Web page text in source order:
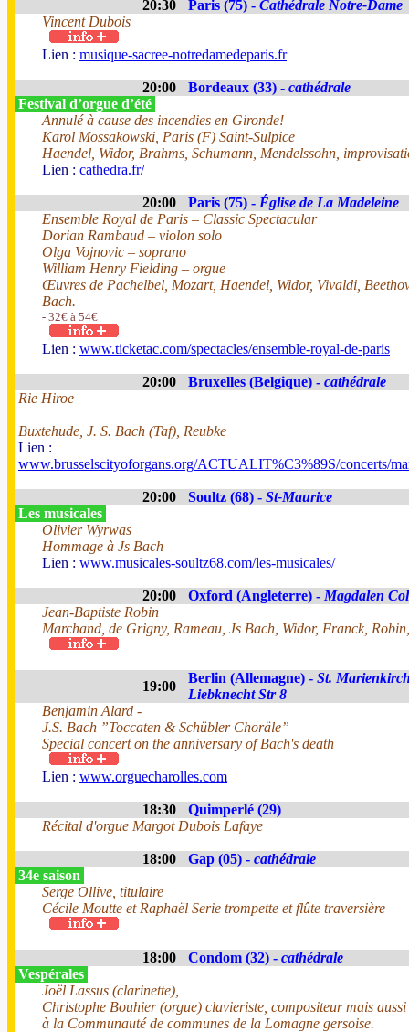
20:30 Paris (75) - Cathédrale Notre-Dame
Vincent Dubois
Lien : musique-sacree-notredamedeparis.fr
20:00 Bordeaux (33) - cathédrale
Festival d’orgue d’été
Annulé à cause des incendies en Gironde!
Karol Mossakowski, Paris (F) Saint-Sulpice
Haendel, Widor, Brahms, Schumann, Mendelssohn,
Lien : cathedra.fr/
20:00 Paris (75) - Église de La Madeleine
Ensemble Royal de Paris – Classic Spectacular
Dorian Rambaud – violon solo
Olga Vojnovic – soprano
William Henry Fielding – orgue
Œuvres de Pachelbel, Mozart, Haendel, Widor, Vivaldi,
Bach.
- 32€ à 54€
Lien : www.ticketac.com/spectacles/ensemble-royal-de-paris
20:00 Bruxelles (Belgique) - cathédrale
Rie Hiroe
Buxtehude, J. S. Bach (Taf), Reubke
Lien :
www.brusselscityoforgans.org/ACTUALIT%C3%89S/concerts/
20:00 Soultz (68) - St-Maurice
Les musicales
Olivier Wyrwas
Hommage à Js Bach
Lien : www.musicales-soultz68.com/les-musicales/
20:00 Oxford (Angleterre) - Magdalen
Jean-Baptiste Robin
Marchand, de Grigny, Rameau, Js Bach, Widor, Franck,
19:00
Berlin (Allemagne) - St.
Liebknecht Str 8
Benjamin Alard -
J.S. Bach ”Toccaten & Schübler Choräle”
Special concert on the anniversary of Bach's death
Lien : www.orguecharolles.com
18:30
Quimperlé (29)
Récital d'orgue Margot Dubois Lafaye
18:00 Gap (05) - cathédrale
34e saison
Serge Ollive, titulaire
Cécile Moutte et Raphaël Serie trompette et flûte traversière
18:00 Condom (32) - cathédrale
Vespérales
Joël Lassus (clarinette),
Christophe Bouhier (orgue) clavieriste, compositeur mais
à la Communauté de communes de la Lomagne gersoise.